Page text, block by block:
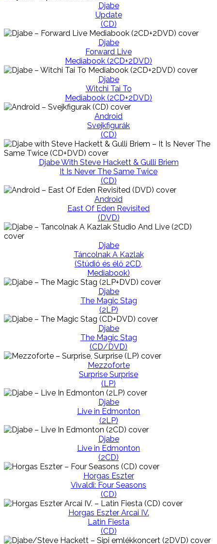
Djabe
Update
(CD)
Djabe
Forward Live
Mediabook (2CD+2DVD)
Djabe
Witchi Tai To
Mediabook (2CD+2DVD)
Android
Svejkfigurák
(CD)
Djabe With Steve Hackett & Gulli Briem
It Is Never The Same Twice
(CD)
Android
East Of Eden Revisited
(DVD)
Djabe
Táncolnak A Kazlak
(Stúdió és élő 2CD,
Mediabook)
Djabe
The Magic Stag
(2LP)
Djabe
The Magic Stag
(CD/DVD)
Mezzoforte
Surprise Surprise
(LP)
Djabe
Live in Edmonton
(2LP)
Djabe
Live in Edmonton
(2CD)
Horgas Eszter
Vivaldi: Four Seasons
(CD)
Horgas Eszter Arcai IV.
Latin Fiesta
(CD)